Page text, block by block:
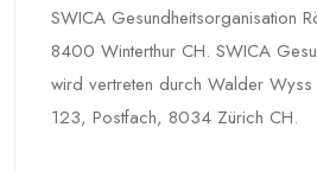
SWICA Gesundheitsorganisation
8400 Winterthur CH. SWICA
wird vertreten durch Walder
123, Postfach, 8034 Zürich CH.